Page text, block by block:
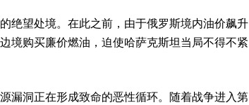
绝望处境。在此之前，由于俄罗斯境内油价飙升
境购买廉价燃油，迫使哈萨克斯坦当局不得不紧
漏洞正在形成致命的恶性循环。随着战争进入第